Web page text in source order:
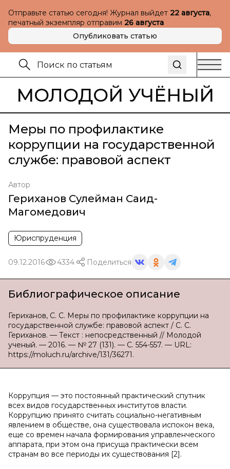
Отправьте статью сегодня! Журнал выйдет 22 августа,
печатный экземпляр отправим 26 августа
Опубликовать статью
МОЛОДОЙ УЧЁНЫЙ
Меры по профилактике
коррупции на государственной
службе: правовой аспект
Автор
Гериханов Сулейман Саид-
Магомедович
Юриспруденция
09.12.2016 4334 Поделиться
Библиографическое описание
Гериханов, С. С. Меры по профилактике коррупции на
государственной службе: правовой аспект / С. С.
Гериханов. — Текст : непосредственный // Молодой
ученый. — 2016. — № 27 (131). — С. 554-557. — URL:
https://moluch.ru/archive/131/36271.
Коррупция — это постоянный практический спутник
всех видов государственных институтов власти.
Коррупцию принято считать социально-негативным
явлением в обществе, она существовала испокон века,
еще со времен начала формирования управленческого
аппарата, при этом она присуща практически всем
странам во все периоды их существования [2].